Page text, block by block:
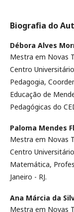
Biografia do
Débora Alves
Mestra em Novas
Centro
Pedagogia,
Educação de
Pedagógicas do
Paloma Mendes
Mestra em Novas
Centro
Matemática,
Janeiro - RJ.
Ana Márcia da
Mestra em Novas